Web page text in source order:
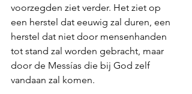
voorzegden ziet verder. Het ziet op
een herstel dat eeuwig zal duren, een
herstel dat niet door mensenhanden
tot stand zal worden gebracht, maar
door de Messías die bij God zelf
vandaan zal komen.